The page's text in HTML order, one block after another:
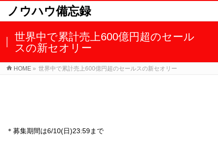
ノウハウ備忘録
世界中で累計売上600億円超のセール
スの新セオリー
HOME » 世界中で累計売上600億円超のセールスの新セオリー
＊募集期間は6/10(日)23:59まで